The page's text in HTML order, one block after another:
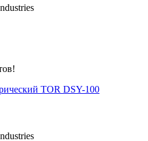
TOR DSY-100